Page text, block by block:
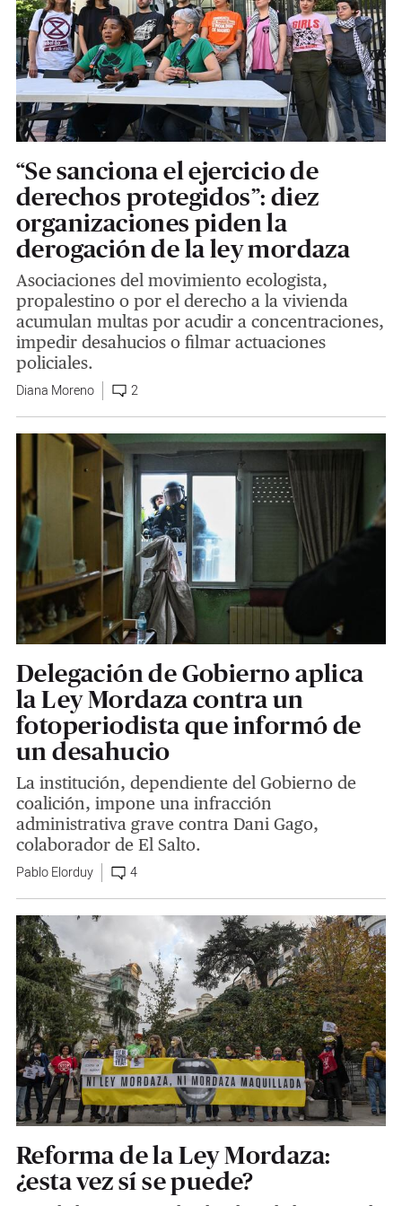
“Se sanciona el ejercicio de
derechos protegidos”: diez
organizaciones piden la
derogación de la ley mordaza
Asociaciones del movimiento ecologista,
propalestino o por el derecho a la vivienda
acumulan multas por acudir a concentraciones,
impedir desahucios o filmar actuaciones
policiales.
Diana Moreno 2
Delegación de Gobierno aplica
la Ley Mordaza contra un
fotoperiodista que informó de
un desahucio
La institución, dependiente del Gobierno de
coalición, impone una infracción
administrativa grave contra Dani Gago,
colaborador de El Salto.
Pablo Elorduy 4
Reforma de la Ley Mordaza:
¿esta vez sí se puede?